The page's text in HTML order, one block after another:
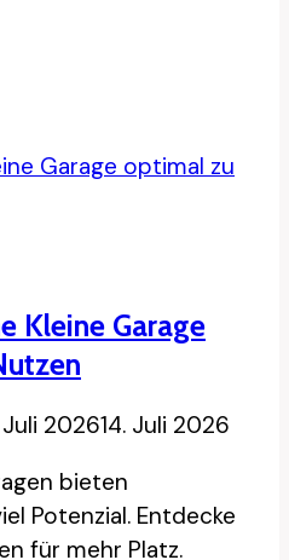
Kleine Garage
Juli 202614. Juli 2026
bieten
Potenzial. Entdecke
für mehr Platz.